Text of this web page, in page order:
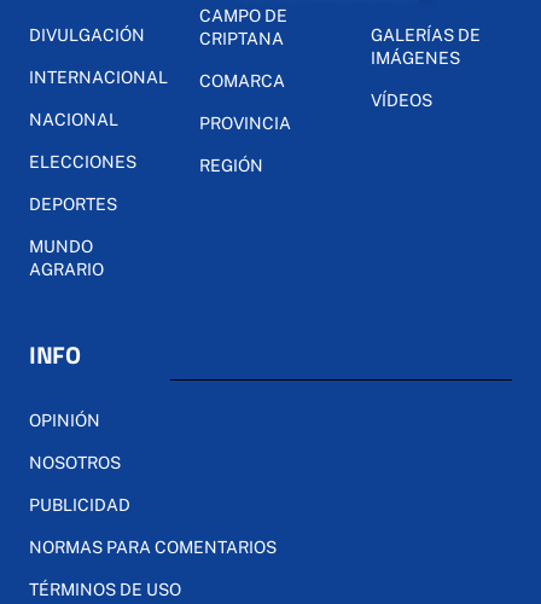
DIVULGACIÓN
INTERNACIONAL
NACIONAL
ELECCIONES
DEPORTES
MUNDO
AGRARIO
CAMPO DE
CRIPTANA
COMARCA
PROVINCIA
REGIÓN
GALERÍAS DE
IMÁGENES
VÍDEOS
INFO
OPINIÓN
NOSOTROS
PUBLICIDAD
NORMAS PARA COMENTARIOS
TÉRMINOS DE USO